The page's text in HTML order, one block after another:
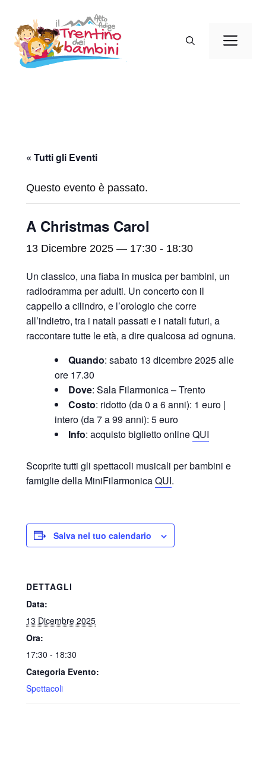
contenuto
« Tutti gli Eventi
Questo evento è passato.
A Christmas Carol
13 Dicembre 2025 — 17:30 - 18:30
Un classico, una fiaba in musica per bambini, un
radiodramma per adulti. Un concerto con il
cappello a cilindro, e l’orologio che corre
all’indietro, tra i natali passati e i natali futuri, a
raccontare tutte le età, a dire qualcosa ad ognuna.
Quando: sabato 13 dicembre 2025 alle
ore 17.30
Dove: Sala Filarmonica – Trento
Costo: ridotto (da 0 a 6 anni): 1 euro |
intero (da 7 a 99 anni): 5 euro
Info: acquisto biglietto onlineQUI
Scoprite tutti gli spettacoli musicali per bambini e
famiglie della MiniFilarmonicaQUI.
Salva nel tuo calendario
DETTAGLI
Data:
13 Dicembre 2025
Ora:
17:30 - 18:30
Categoria Evento:
Spettacoli